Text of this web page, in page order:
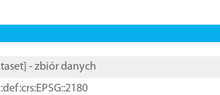
] - zbiór danych